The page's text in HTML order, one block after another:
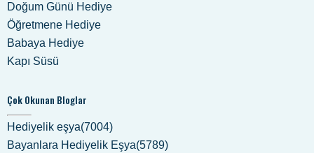
Doğum Günü Hediye
Öğretmene Hediye
Babaya Hediye
Kapı Süsü
Çok Okunan Bloglar
Hediyelik eşya(7004)
Bayanlara Hediyelik Eşya(5789)